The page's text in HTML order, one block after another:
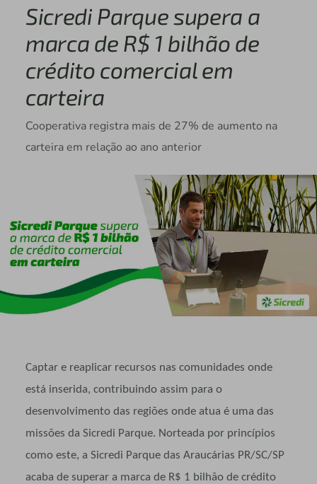
Sicredi Parque supera a
marca de R$ 1 bilhão de
crédito comercial em
carteira
Cooperativa registra mais de 27% de aumento na
carteira em relação ao ano anterior
Captar e reaplicar recursos nas comunidades onde
está inserida, contribuindo assim para o
desenvolvimento das regiões onde atua é uma das
missões da Sicredi Parque. Norteada por princípios
como este, a Sicredi Parque das Araucárias PR/SC/SP
acaba de superar a marca de R$ 1 bilhão de crédito